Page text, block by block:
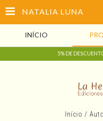
NATALIA LUNA
INÍCIO
5% DE
Início /